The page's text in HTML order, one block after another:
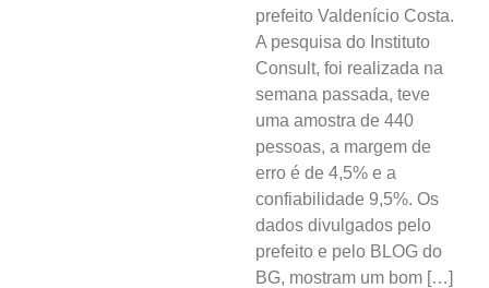
prefeito Valdenício Costa.
A pesquisa do Instituto
Consult, foi realizada na
semana passada, teve
uma amostra de 440
pessoas, a margem de
erro é de 4,5% e a
confiabilidade 9,5%. Os
dados divulgados pelo
prefeito e pelo BLOG do
BG, mostram um bom […]